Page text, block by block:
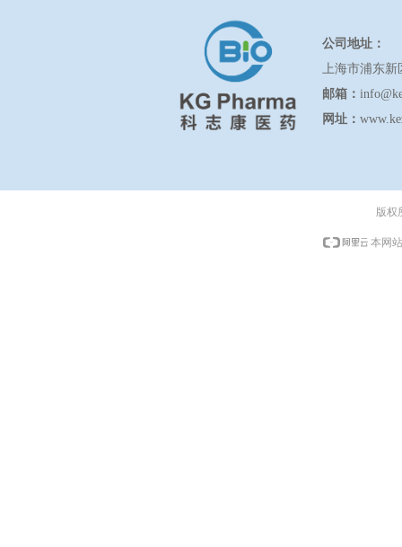
公司地址：
上海市浦东新
邮箱：
网址：
版权
本网